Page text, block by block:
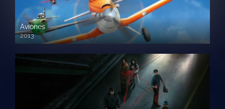
Aviones
2013
720 HD